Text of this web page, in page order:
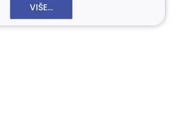
VIŠE...